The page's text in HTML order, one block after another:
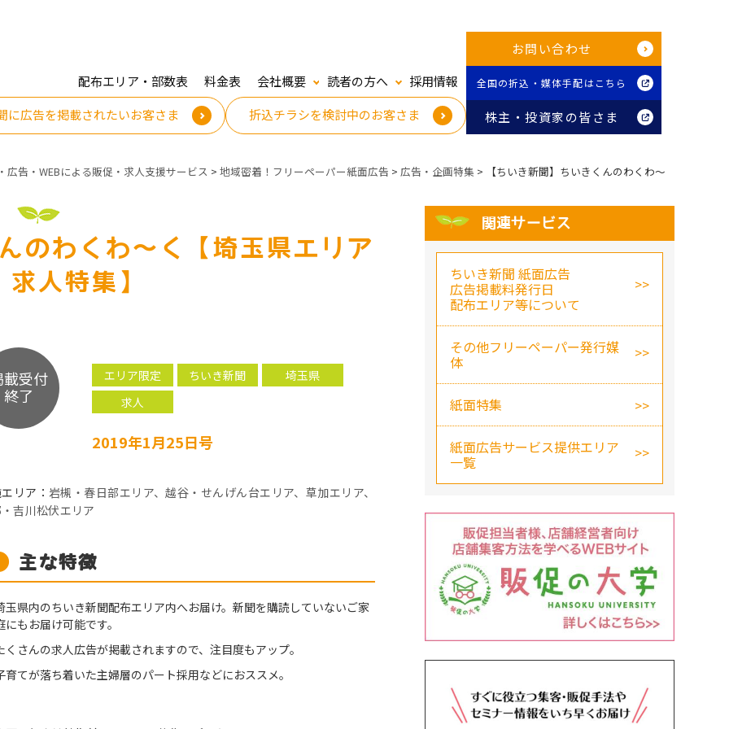
配布エリア・部数表 料金表 会社概要 読者の方へ
採用情報
に広告を掲載されたいお客さま
折込チラシを検討中のお客さま
お問い合わせ
全国の折込・媒体手配はこちら
株主・投資家の皆さま
広告・WEBによる販促・求人支援サービス >地域密着！フリーペーパー紙面広告 >広告・企画特集 > 【ちいき新聞】ちいきくんのわくわ～
のわくわ～く【埼玉県エリア
求人特集】
載受付
終了
エリア限定 ちいき新聞
埼玉県
求人
2019年1月25日号
リア： 岩槻・春日部エリア、越谷・せんげん台エリア、草加エリア、
吉川松伏エリア
主な特徴
玉県内のちいき新聞配布エリア内へお届け。新聞を購読していないご家
にもお届け可能です。
くさんの求人広告が掲載されますので、注目度もアップ。
育てが落ち着いた主婦層のパート採用などにおススメ。
関連サービス
ちいき新聞 紙面広告
広告掲載料発行日
配布エリア等について
その他フリーペーパー発行媒
体
紙面特集
紙面広告サービス提供エリア
一覧